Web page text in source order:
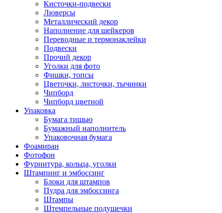
Кисточки-подвески
Люверсы
Металлический декор
Наполнение для шейкеров
Переводные и термонаклейки
Подвески
Прочий декор
Уголки для фото
Фишки, топсы
Цветочки, листочки, тычинки
Чипборд
Чипборд цветной
Упаковка
Бумага тишью
Бумажный наполнитель
Упаковочная бумага
Фоамиран
Фотофон
Фурнитура, кольца, уголки
Штампинг и эмбоссинг
Блоки для штампов
Пудра для эмбоссинга
Штампы
Штемпельные подушечки